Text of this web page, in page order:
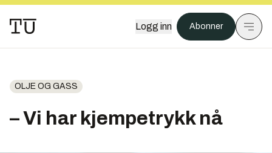
Logg inn Abonner
OLJE OG GASS
– Vi har kjempetrykk nå